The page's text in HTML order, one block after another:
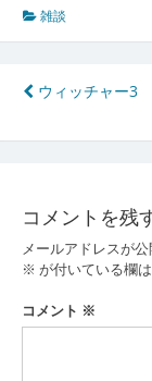
雑談
投
稿
ビ
ゲ
ー
シ
ウィッチャー3
コメントを残
メールアドレスが公
※ が付いている欄
コメント ※